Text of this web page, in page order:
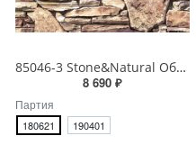
85046-3 Stone&Natural Обои виниловые на бумажной основе 1.06*15.5
8 690 ₽
Партия
180621 190401